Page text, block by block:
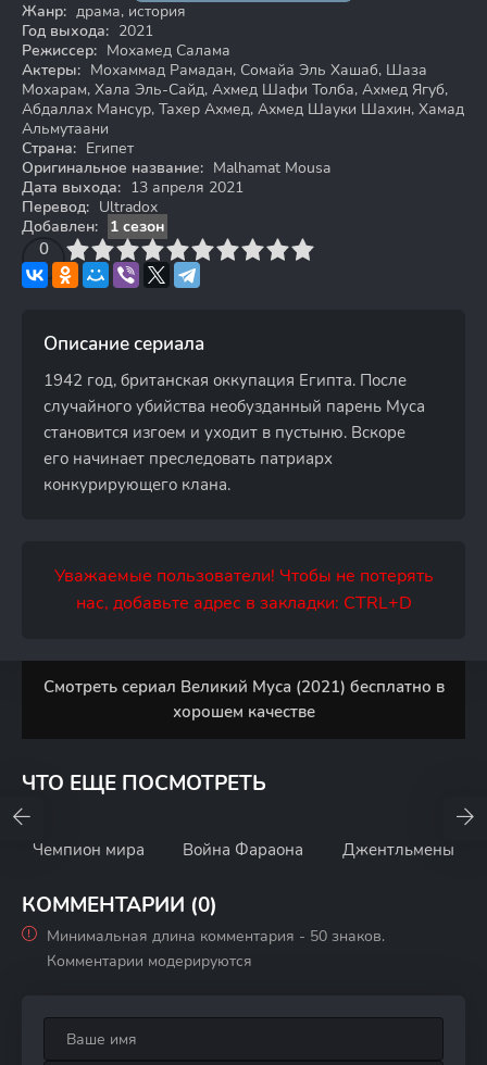
Жанр: драма, история
Год выхода: 2021
Режиссер: Мохамед Салама
Актеры: Мохаммад Рамадан, Сомайа Эль Хашаб, Шаза
Мохарам, Хала Эль-Сайд, Ахмед Шафи Толба, Ахмед Ягуб,
Абдаллах Мансур, Тахер Ахмед, Ахмед Шауки Шахин, Хамад
Альмутаани
Страна: Египет
Оригинальное название: Malhamat Mousa
Дата выхода: 13 апреля 2021
Перевод: Ultradox
Добавлен:
1 сезон
0
4 6 7 8 9 10
Описание сериала
1942 год, британская оккупация Египта. После
случайного убийства необузданный парень Муса
становится изгоем и уходит в пустыню. Вскоре
его начинает преследовать патриарх
конкурирующего клана.
Уважаемые пользователи! Чтобы не потерять
нас, добавьте адрес в закладки: CTRL+D
Смотреть сериал Великий Муса (2021) бесплатно в
хорошем качестве
ЧТО ЕЩЕ ПОСМОТРЕТЬ
Чемпион мира Война Фараона Джентльмены
КОММЕНТАРИИ (0)
Минимальная длина комментария - 50 знаков.
Комментарии модерируются